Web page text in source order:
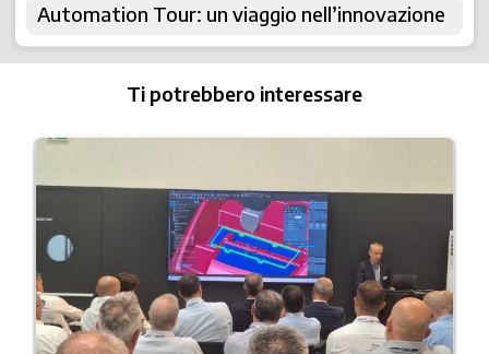
Automation Tour: un viaggio nell’innovazione
Ti potrebbero interessare